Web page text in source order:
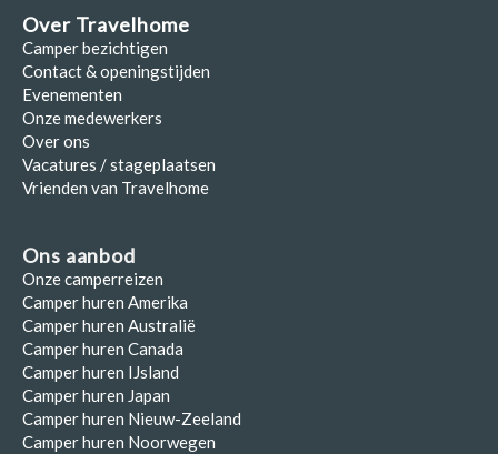
Over Travelhome
Camper bezichtigen
Contact & openingstijden
Evenementen
Onze medewerkers
Over ons
Vacatures / stageplaatsen
Vrienden van Travelhome
Ons aanbod
Onze camperreizen
Camper huren Amerika
Camper huren Australië
Camper huren Canada
Camper huren IJsland
Camper huren Japan
Camper huren Nieuw-Zeeland
Camper huren Noorwegen